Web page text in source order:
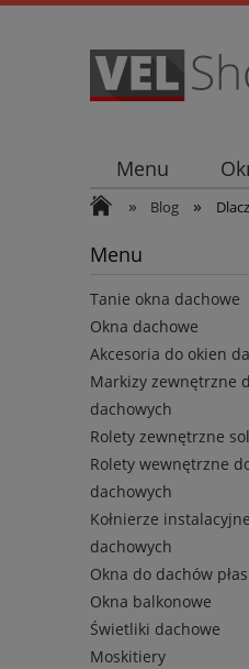
Menu
» Blog »
Menu
Tanie okna dachowe
Okna dachowe
Akcesoria do okien
Markizy zewnętrzne
dachowych
Rolety zewnętrzne
Rolety wewnętrzne
dachowych
Kołnierze
dachowych
Okna do dachów
Okna balkonowe
Świetliki dachowe
Moskitiery